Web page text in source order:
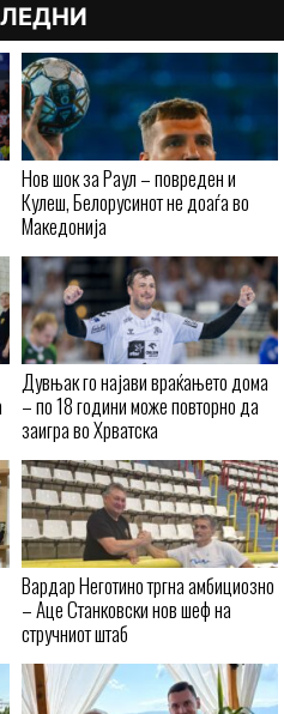
Нов шок за Раул – повреден и
Кулеш, Белорусинот не доаѓа во
Македонија
Дувњак го најави враќањето дома
– по 18 години може повторно да
заигра во Хрватска
Вардар Неготино тргна амбициозно
– Аце Станковски нов шеф на
стручниот штаб